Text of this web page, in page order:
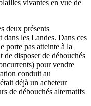
vivantes en vue de
deux présents
les Landes. Dans ces
porte pas atteinte à la
de disposer de débouchés
pour vendre
conduit au
déjà un acheteur
de débouchés alternatifs